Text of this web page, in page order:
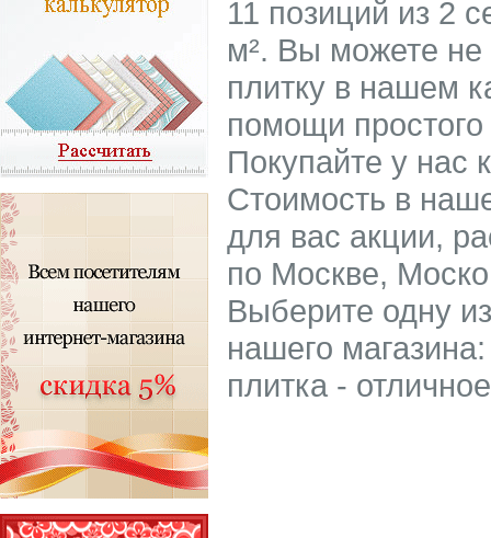
11 позиций из 2
м². Вы можете не
плитку в нашем
помощи простого
Покупайте у нас
Стоимость в
для вас акции,
по Москве,
Выберите одну
нашего
плитка -